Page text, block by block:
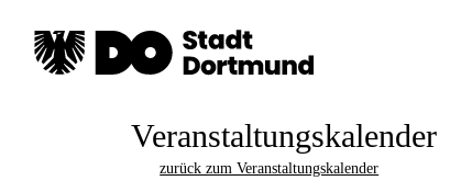
Veranstaltungskalender
zurück zum Veranstaltungskalender